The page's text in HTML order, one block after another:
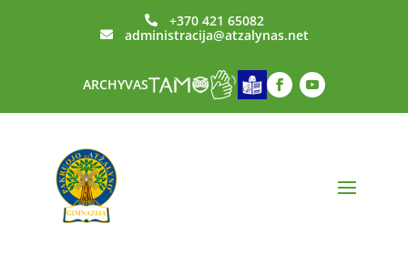
 +370 421 65082
 administracija@atzalynas.net
ARCHYVAS